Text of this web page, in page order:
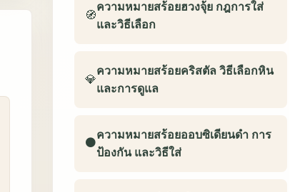
🧭
ความหมายสร้อยฮวงจุ้ย กฎการใส่
และวิธีเลือก
💎
ความหมายสร้อยคริสตัล วิธีเลือกหิน
และการดูแล
⚫
ความหมายสร้อยออบซิเดียนดำ การ
ป้องกัน และวิธีใส่